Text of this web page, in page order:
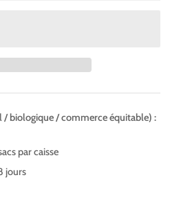
/ biologique / commerce équitable) :
par caisse
jours